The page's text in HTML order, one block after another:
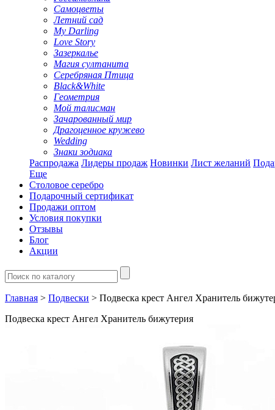
Самоцветы
Летний сад
My Darling
Love Story
Зазеркалье
Магия султанита
Серебряная Птица
Black&White
Геометрия
Мой талисман
Зачарованный мир
Драгоценное кружево
Wedding
Знаки зодиака
Распродажа Лидеры продаж Новинки Лист желаний
Еще
Столовое серебро
Подарочный сертификат
Продажи оптом
Условия покупки
Отзывы
Блог
Акции
Главная > Подвески > Подвеска крест Ангел Хранитель
Подвеска крест Ангел Хранитель бижутерия